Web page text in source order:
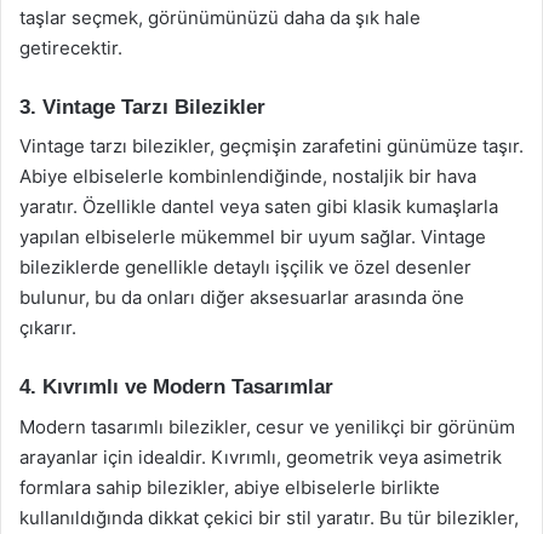
taşlar seçmek, görünümünüzü daha da şık hale
getirecektir.
3. Vintage Tarzı Bilezikler
Vintage tarzı bilezikler, geçmişin zarafetini günümüze taşır.
Abiye elbiselerle kombinlendiğinde, nostaljik bir hava
yaratır. Özellikle dantel veya saten gibi klasik kumaşlarla
yapılan elbiselerle mükemmel bir uyum sağlar. Vintage
bileziklerde genellikle detaylı işçilik ve özel desenler
bulunur, bu da onları diğer aksesuarlar arasında öne
çıkarır.
4. Kıvrımlı ve Modern Tasarımlar
Modern tasarımlı bilezikler, cesur ve yenilikçi bir görünüm
arayanlar için idealdir. Kıvrımlı, geometrik veya asimetrik
formlara sahip bilezikler, abiye elbiselerle birlikte
kullanıldığında dikkat çekici bir stil yaratır. Bu tür bilezikler,